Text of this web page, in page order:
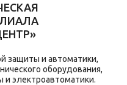
защиты и автоматики,
оборудования,
и электроавтоматики.